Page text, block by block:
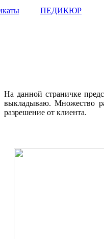
ПЕДИКЮР
На данной страничке
выкладываю. Множество
разрешение от клиента.